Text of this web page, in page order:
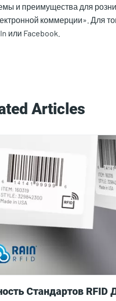
и преимущества для
коммерции». Для
или Facebook.
Articles
Стандартов RFID